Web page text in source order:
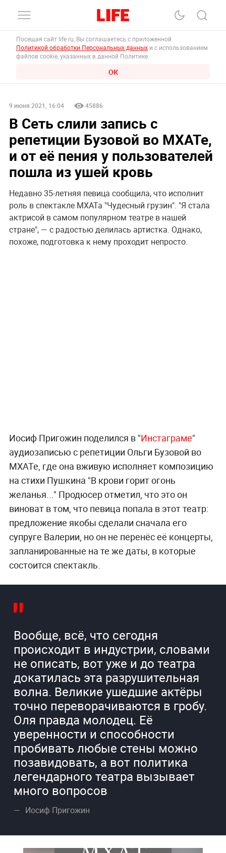
Посещая сайт life.ru, Вы соглашаетесь с приложенной
Политикой обработки Персональных данных и с использованием
файлов cookie, указанных в данной Политике.
ОК
9 июня 2021, 16:04 45886
В Сеть слили запись с
репетиции Бузовой во МХАТе,
и от её пения у пользователей
пошла из ушей кровь
Недавно 35-летняя певица сообщила, что исполнит
роль в спектакле МХАТа "Чудесный грузин". "Я стала
актрисой в самом популярном театре в нашей
стране", — с радостью делилась артистка. Однако,
похоже, подготовка к нему проходит непросто.
Иосиф Пригожин поделился в "Инстаграме"
аудиозаписью с репетиции Ольги Бузовой во
МХАТе, где она вживую исполняет композицию
на стихи Пушкина "В крови горит огонь
желанья..." Продюсер отметил, что это он
виноват в том, что певица попала в этот театр:
предложение якобы сделали сначала его
супруге Валерии, но он не перенёс её концерты,
запланированные на те же даты, в которые
состоится спектакль.
Вообще, всё, что сегодня
происходит в индустрии, словами
не описать, вот уже и до театра
докатилась эта разрушительная
волна. Великие ушедшие актёры
точно переворачиваются в гробу.
Оля правда молодец. Её
уверенности и способности
пробивать любые стены можно
позавидовать, а вот политика
легендарного театра вызывает
много вопросов
Иосиф Пригожин